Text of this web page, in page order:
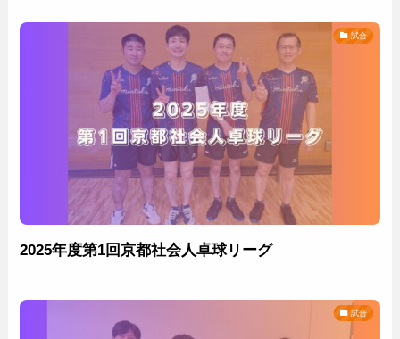
試合
2025年度第1回京都社会人卓球リーグ
試合